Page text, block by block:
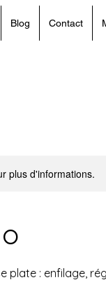
Blog Contact
plus d'informations.
plate : enfilage,